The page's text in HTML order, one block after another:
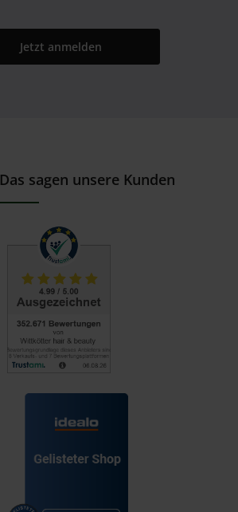
Jetzt anmelden
Das sagen unsere Kunden